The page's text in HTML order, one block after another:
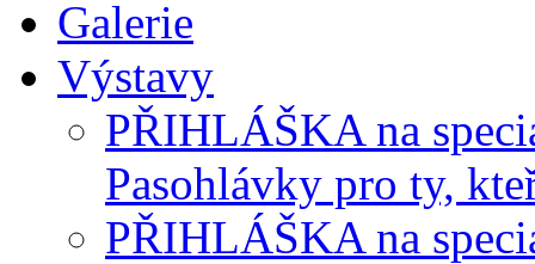
Galerie
Výstavy
PŘIHLÁŠKA na
Pasohlávky pro ty,
PŘIHLÁŠKA na